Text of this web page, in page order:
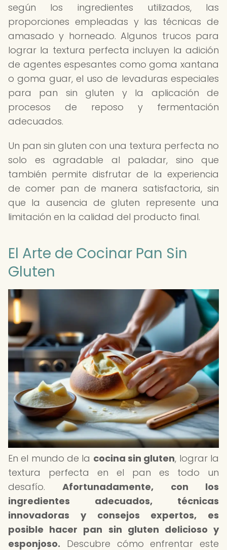
según los ingredientes utilizados, las
proporciones empleadas y las técnicas de
amasado y horneado. Algunos trucos para
lograr la textura perfecta incluyen la adición
de agentes espesantes como goma xantana
o goma guar, el uso de levaduras especiales
para pan sin gluten y la aplicación de
procesos de reposo y fermentación
adecuados.
Un pan sin gluten con una textura perfecta no
solo es agradable al paladar, sino que
también permite disfrutar de la experiencia
de comer pan de manera satisfactoria, sin
que la ausencia de gluten represente una
limitación en la calidad del producto final.
El Arte de Cocinar Pan Sin
Gluten
En el mundo de la cocina sin gluten, lograr la
textura perfecta en el pan es todo un
desafío.Afortunadamente, con los
ingredientes adecuados, técnicas
innovadoras y consejos expertos, es
posible hacer pan sin gluten delicioso y
esponjoso. Descubre cómo enfrentar este